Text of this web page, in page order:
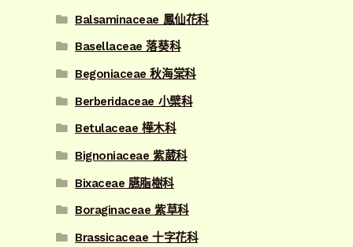
Balsaminaceae 鳳仙花科
Basellaceae 落葵科
Begoniaceae 秋海棠科
Berberidaceae 小檗科
Betulaceae 樺木科
Bignoniaceae 紫葳科
Bixaceae 臙脂樹科
Boraginaceae 紫草科
Brassicaceae 十字花科